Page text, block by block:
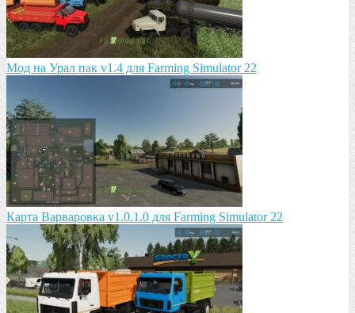
Мод на Урал пак v1.4 для Farming Simulator 22
Карта Варваровка v1.0.1.0 для Farming Simulator 22